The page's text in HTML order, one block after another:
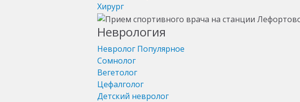
Хирург
Неврология
Невролог Популярное
Сомнолог
Вегетолог
Цефалголог
Детский невролог